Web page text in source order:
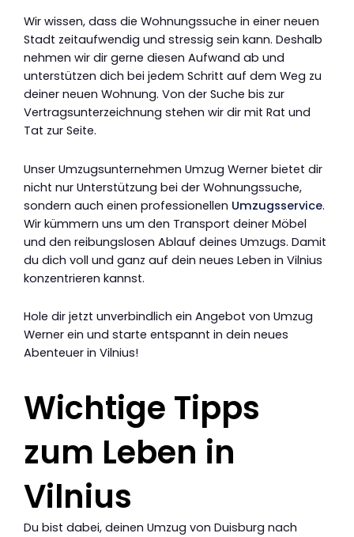
Wir wissen, dass die Wohnungssuche in einer neuen
Stadt zeitaufwendig und stressig sein kann. Deshalb
nehmen wir dir gerne diesen Aufwand ab und
unterstützen dich bei jedem Schritt auf dem Weg zu
deiner neuen Wohnung. Von der Suche bis zur
Vertragsunterzeichnung stehen wir dir mit Rat und
Tat zur Seite.
Unser Umzugsunternehmen Umzug Werner bietet dir
nicht nur Unterstützung bei der Wohnungssuche,
sondern auch einen professionellen Umzugsservice.
Wir kümmern uns um den Transport deiner Möbel
und den reibungslosen Ablauf deines Umzugs. Damit
du dich voll und ganz auf dein neues Leben in Vilnius
konzentrieren kannst.
Hole dir jetzt unverbindlich ein Angebot von Umzug
Werner ein und starte entspannt in dein neues
Abenteuer in Vilnius!
Wichtige Tipps
zum Leben in
Vilnius
Du bist dabei, deinen Umzug von Duisburg nach